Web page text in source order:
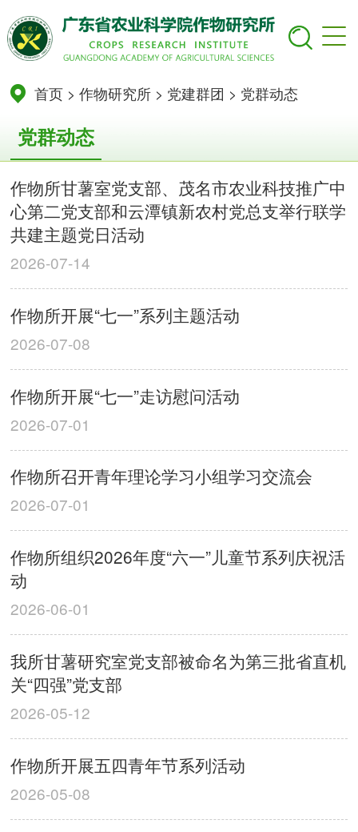
首页 >作物研究所 > 党建群团 > 党群动态
党群动态
作物所甘薯室党支部、茂名市农业科技推广中
心第二党支部和云潭镇新农村党总支举行联学
共建主题党日活动
2026-07-14
作物所开展“七一”系列主题活动
2026-07-08
作物所开展“七一”走访慰问活动
2026-07-01
作物所召开青年理论学习小组学习交流会
2026-07-01
作物所组织2026年度“六一”儿童节系列庆祝活
动
2026-06-01
我所甘薯研究室党支部被命名为第三批省直机
关“四强”党支部
2026-05-12
作物所开展五四青年节系列活动
2026-05-08